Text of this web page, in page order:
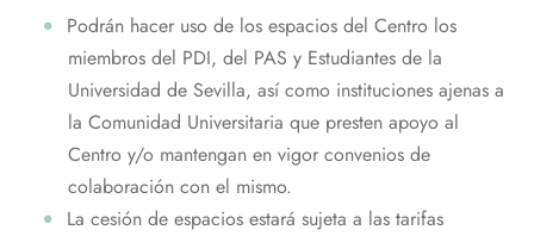
navegación
Podrán hacer uso de los espacios del Centro los
miembros del PDI, del PAS y Estudiantes de la
Universidad de Sevilla, así como instituciones ajenas a
la Comunidad Universitaria que presten apoyo al
Centro y/o mantengan en vigor convenios de
colaboración con el mismo.
La cesión de espacios estará sujeta a las tarifas